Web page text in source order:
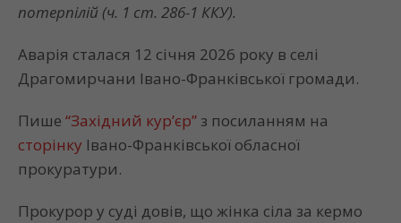
потерпілій (ч. 1 ст. 286-1 ККУ).
Аварія сталася 12 січня 2026 року в селі
Драгомирчани Івано-Франківської громади.
Пише “Західний кур’єр” з посиланням на
сторінку Івано-Франківської обласної
прокуратури.
Прокурор у суді довів, що жінка сіла за кермо